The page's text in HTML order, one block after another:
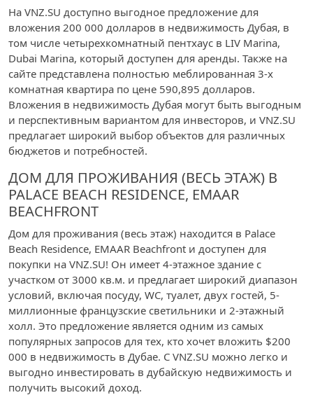
На VNZ.SU доступно выгодное предложение для
вложения 200 000 долларов в недвижимость Дубая, в
том числе четырехкомнатный пентхаус в LIV Marina,
Dubai Marina, который доступен для аренды. Также на
сайте представлена полностью меблированная 3-х
комнатная квартира по цене 590,895 долларов.
Вложения в недвижимость Дубая могут быть выгодным
и перспективным вариантом для инвесторов, и VNZ.SU
предлагает широкий выбор объектов для различных
бюджетов и потребностей.
ДОМ ДЛЯ ПРОЖИВАНИЯ (ВЕСЬ ЭТАЖ) В
PALACE BEACH RESIDENCE, EMAAR
BEACHFRONT
Дом для проживания (весь этаж) находится в Palace
Beach Residence, EMAAR Beachfront и доступен для
покупки на VNZ.SU! Он имеет 4-этажное здание с
участком от 3000 кв.м. и предлагает широкий диапазон
условий, включая посуду, WC, туалет, двух гостей, 5-
миллионные французские светильники и 2-этажный
холл. Это предложение является одним из самых
популярных запросов для тех, кто хочет вложить $200
000 в недвижимость в Дубае. С VNZ.SU можно легко и
выгодно инвестировать в дубайскую недвижимость и
получить высокий доход.